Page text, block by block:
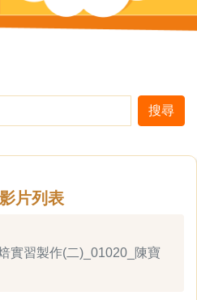
搜尋
片列表
實習製作(二)_01020_陳寶